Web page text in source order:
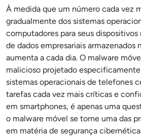
À medida que um número cada vez
gradualmente dos sistemas
computadores para seus
de dados empresariais armazenados
aumenta a cada dia. O malware
malicioso projetado especificamente
sistemas operacionais de telefones
tarefas cada vez mais críticas e
em smartphones, é apenas uma
o malware móvel se torne uma das
em matéria de segurança